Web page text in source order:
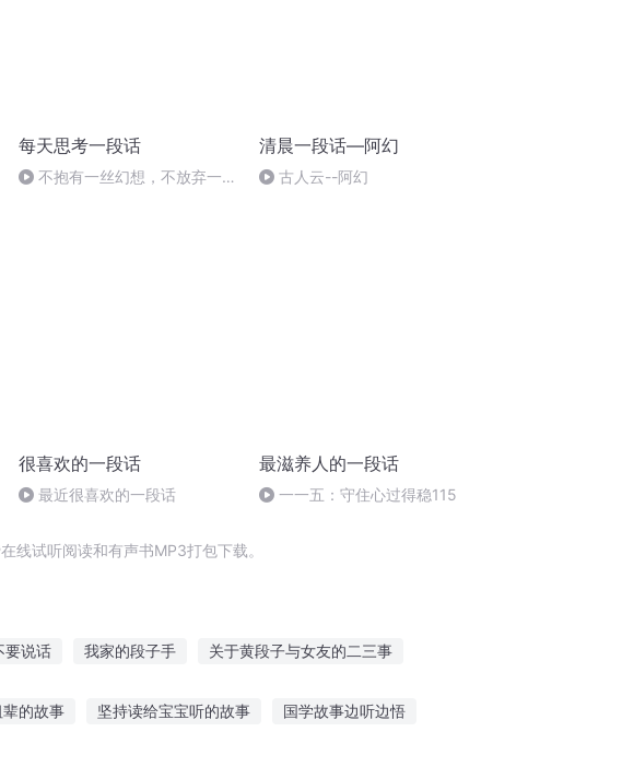
每天思考一段话
不抱有一丝幻想，不放弃一点
清晨一段话—阿幻
古人云--阿幻
很喜欢的一段话
最近很喜欢的一段话
最滋养人的一段话
一一五：守住心过得稳115
线试听阅读和有声书MP3打包下载。
要说话 我家的段子手 关于黄段子与女友的二三事
的故事 坚持读给宝宝听的故事 国学故事边听边悟